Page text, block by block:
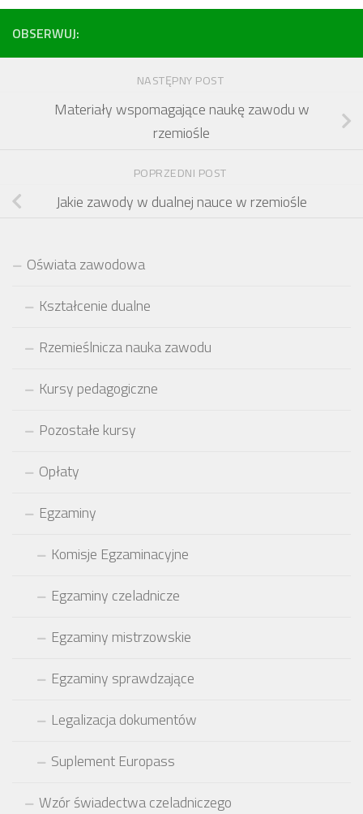
OBSERWUJ:
NASTĘPNY POST
Materiały wspomagające naukę zawodu w
rzemiośle
POPRZEDNI POST
Jakie zawody w dualnej nauce w rzemiośle
Oświata zawodowa
Kształcenie dualne
Rzemieślnicza nauka zawodu
Kursy pedagogiczne
Pozostałe kursy
Opłaty
Egzaminy
Komisje Egzaminacyjne
Egzaminy czeladnicze
Egzaminy mistrzowskie
Egzaminy sprawdzające
Legalizacja dokumentów
Suplement Europass
Wzór świadectwa czeladniczego